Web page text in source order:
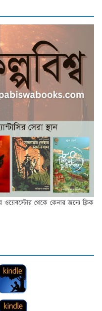
ওয়েবস্টোর থেকে কেনার জন্যে ক্লিক